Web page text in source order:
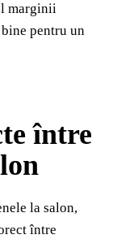
marginii
pentru un
între
la salon,
între